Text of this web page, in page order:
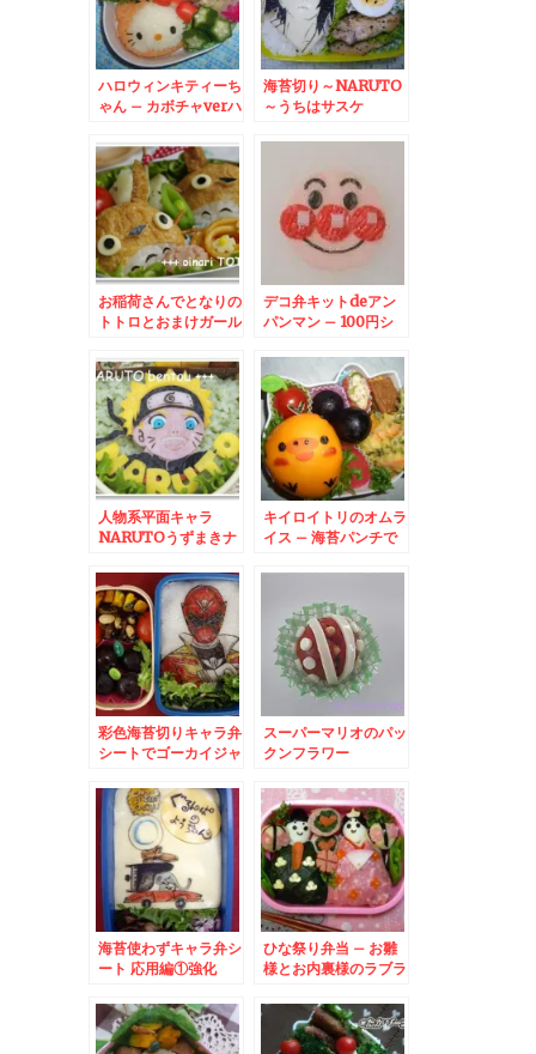
ハロウィンキティーち
ゃん – カボチャverハ
海苔切り～NARUTO
～うちはサスケ
お稲荷さんでとなりの
トトロとおまけガール
デコ弁キットdeアン
パンマン – 100円シ
コ弁キット
人物系平面キャラ
NARUTOうずまきナ
キイロイトリのオムラ
イス – 海苔パンチで
彩色海苔切りキャラ弁
シートでゴーカイジャ
スーパーマリオのパッ
クンフラワー
海苔使わずキャラ弁シ
ート 応用編①強化
ひな祭り弁当 – お雛
様とお内裏様のラブラ